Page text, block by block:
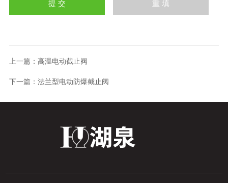
上一篇： 高温电动截止阀
下一篇： 法兰型电动防爆截止阀